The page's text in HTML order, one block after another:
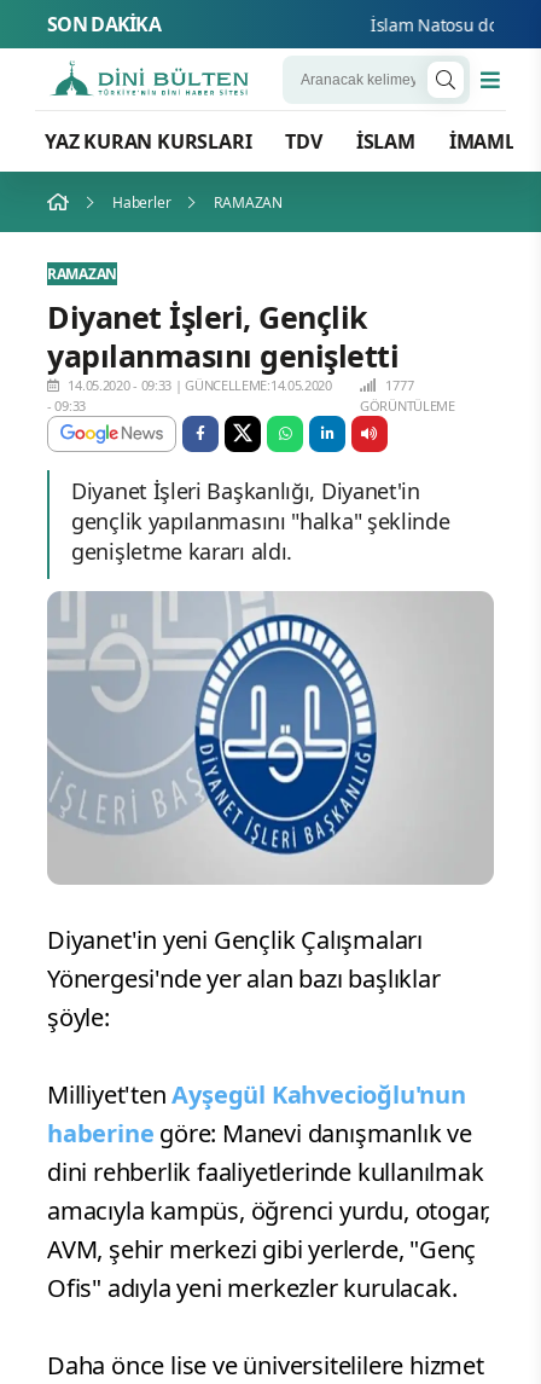
SON DAKİKA İslam Natosu dosta
YAZ KURAN KURSLARI TDV İSLAM İMAMLAR
Haberler RAMAZAN
RAMAZAN
Diyanet İşleri, Gençlik
yapılanmasını genişletti
14.05.2020 - 09:33 |GÜNCELLEME:14.05.2020
- 09:33
1777
GÖRÜNTÜLEME
Diyanet İşleri Başkanlığı, Diyanet'in
gençlik yapılanmasını "halka" şeklinde
genişletme kararı aldı.
Diyanet'in yeni Gençlik Çalışmaları
Yönergesi'nde yer alan bazı başlıklar
şöyle:
Milliyet'tenAyşegül Kahvecioğlu'nun
haberine göre: Manevi danışmanlık ve
dini rehberlik faaliyetlerinde kullanılmak
amacıyla kampüs, öğrenci yurdu, otogar,
AVM, şehir merkezi gibi yerlerde, "Genç
Ofis" adıyla yeni merkezler kurulacak.
Daha önce lise ve üniversitelilere hizmet